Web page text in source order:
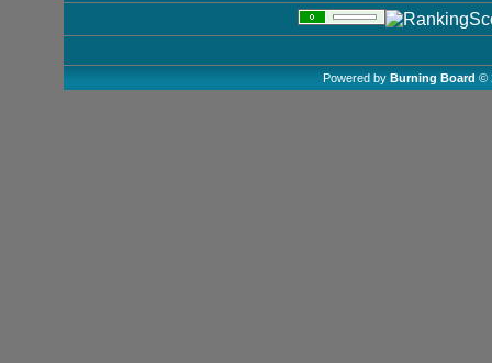
Powered by Burning Board ©